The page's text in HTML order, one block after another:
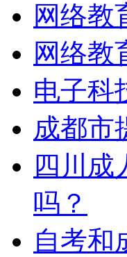
网络教
网络教
电子科
成都市
四川成
吗？
自考和